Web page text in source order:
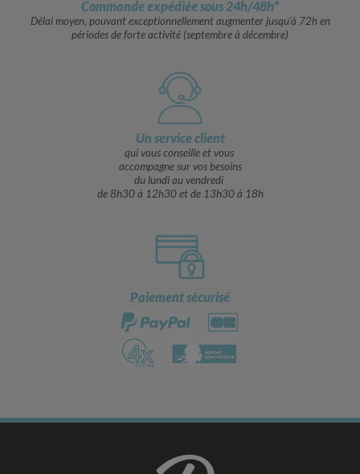
Commande expédiée sous 24h/48h*
Délai moyen, pouvant exceptionnellement augmenter jusqu’à 72h en
périodes de forte activité (septembre à décembre)
Un service client
qui vous conseille et vous
accompagne sur vos besoins
du lundi au vendredi
de 8h30 à 12h30 et de 13h30 à 18h
Paiement sécurisé